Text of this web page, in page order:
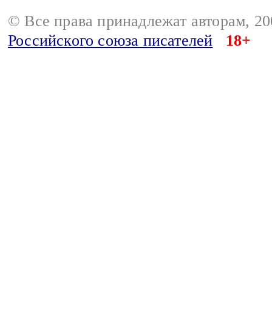
© Все права принадлежат авторам,
Российского союза писателей
18+